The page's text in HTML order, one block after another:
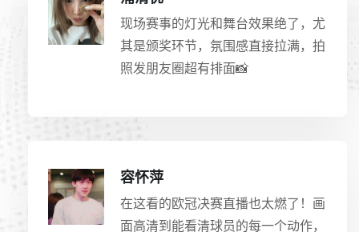
现场赛事的灯光和舞台效果绝了，尤
其是颁奖环节，氛围感直接拉满，拍
照发朋友圈超有排面📸
容怀萍
在这看的欧冠决赛直播也太燃了！画
面高清到能看清球员的每一个动作，